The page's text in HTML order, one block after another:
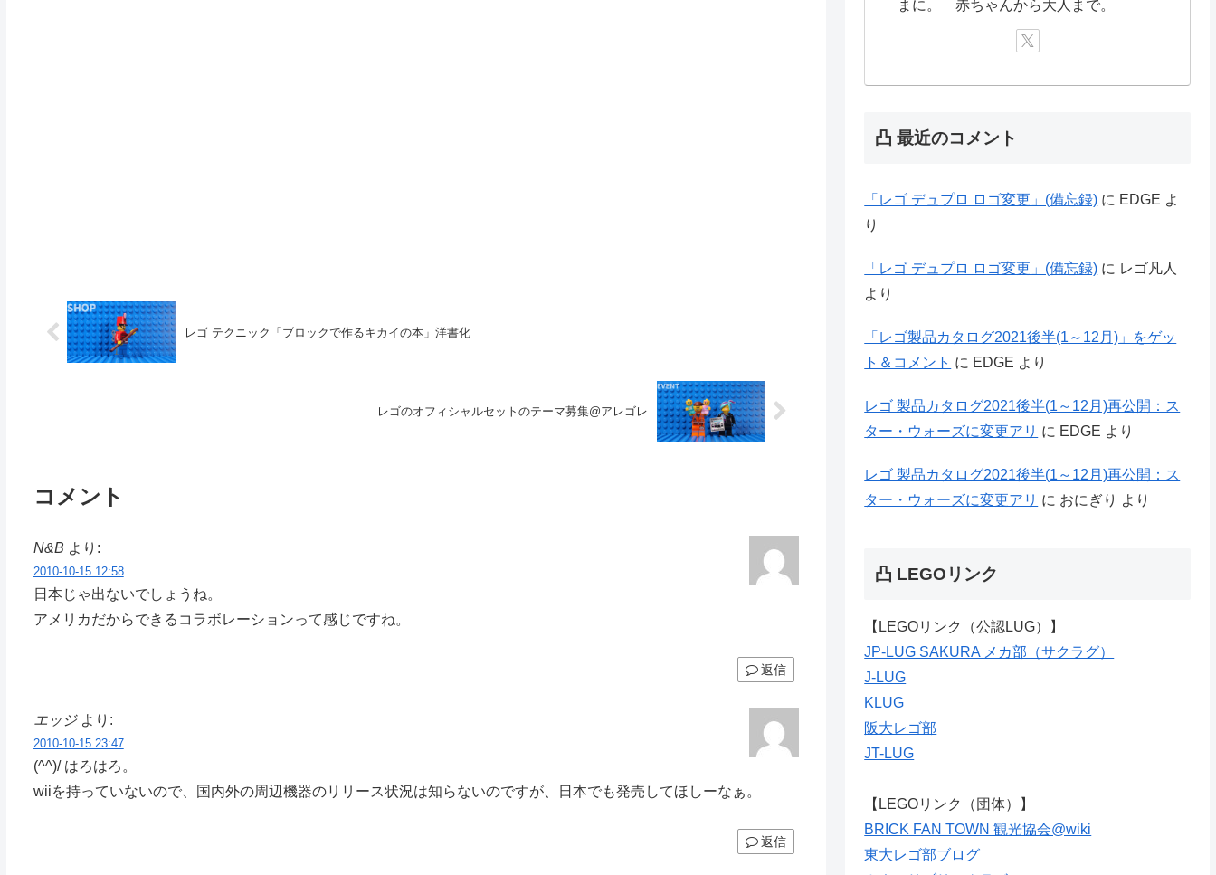
レゴ テクニック「ブロックで作るキカイの本」洋書化
レゴのオフィシャルセットのテーマ募集@アレゴレ
コメント
N&B より:
2010-10-15 12:58
日本じゃ出ないでしょうね。
アメリカだからできるコラボレーションって感じですね。
返信
エッジ より:
2010-10-15 23:47
(^^)/ はろはろ。
wiiを持っていないので、国内外の周辺機器のリリース状況は知らないのですが、日本でも発売してほしーなぁ。
返信
まに。 赤ちゃんから大人まで。
凸 最近のコメント
「レゴ デュプロ ロゴ変更」(備忘録) に EDGE よ
り
「レゴ デュプロ ロゴ変更」(備忘録) に レゴ凡人
より
「レゴ製品カタログ2021後半(1～12月)」をゲッ
ト＆コメント に EDGE より
レゴ 製品カタログ2021後半(1～12月)再公開：ス
ター・ウォーズに変更アリ に EDGE より
レゴ 製品カタログ2021後半(1～12月)再公開：ス
ター・ウォーズに変更アリ に おにぎり より
凸 LEGOリンク
【LEGOリンク（公認LUG）】
JP-LUG SAKURA メカ部（サクラグ）
J-LUG
KLUG
阪大レゴ部
JT-LUG
【LEGOリンク（団体）】
BRICK FAN TOWN 観光協会@wiki
東大レゴ部ブログ